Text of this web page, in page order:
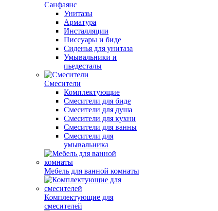
Санфаянс
Унитазы
Арматура
Инсталляции
Писсуары и биде
Сиденья для унитаза
Умывальники и
пьедесталы
Смесители
Комплектующие
Смесители для биде
Смесители для душа
Смесители для кухни
Смесители для ванны
Смесители для
умывальника
Мебель для ванной комнаты
Комплектующие для
смесителей